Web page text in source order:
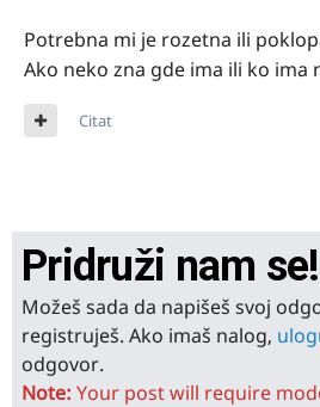
Potrebna mi je rozetna ili
Ako neko zna gde ima ili ko ima
Citat
Pridruži nam se!
Možeš sada da napišeš svoj
registruješ. Ako imaš nalog,
odgovor.
Note: Your post will require